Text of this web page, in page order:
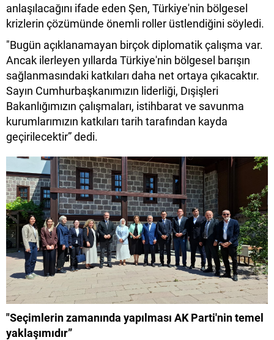
anlaşılacağını ifade eden Şen, Türkiye'nin bölgesel
krizlerin çözümünde önemli roller üstlendiğini söyledi.
"Bugün açıklanamayan birçok diplomatik çalışma var.
Ancak ilerleyen yıllarda Türkiye'nin bölgesel barışın
sağlanmasındaki katkıları daha net ortaya çıkacaktır.
Sayın Cumhurbaşkanımızın liderliği, Dışişleri
Bakanlığımızın çalışmaları, istihbarat ve savunma
kurumlarımızın katkıları tarih tarafından kayda
geçirilecektir” dedi.
"Seçimlerin zamanında yapılması AK Parti'nin temel
yaklaşımıdır”